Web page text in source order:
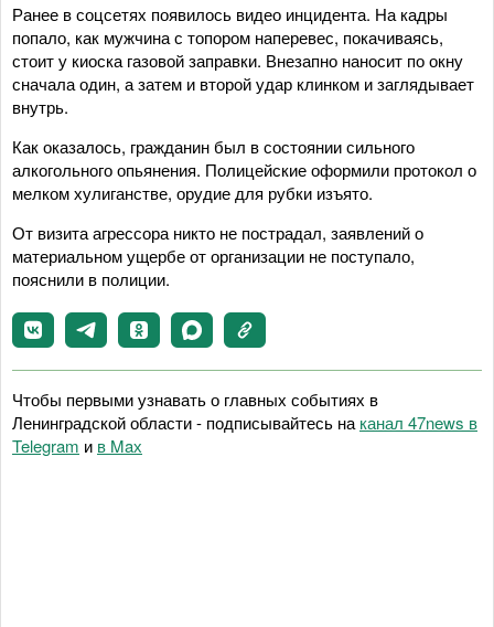
Ранее в соцсетях появилось видео инцидента. На кадры
попало, как мужчина с топором наперевес, покачиваясь,
стоит у киоска газовой заправки. Внезапно наносит по окну
сначала один, а затем и второй удар клинком и заглядывает
внутрь.
Как оказалось, гражданин был в состоянии сильного
алкогольного опьянения. Полицейские оформили протокол о
мелком хулиганстве, орудие для рубки изъято.
От визита агрессора никто не пострадал, заявлений о
материальном ущербе от организации не поступало,
пояснили в полиции.
Чтобы первыми узнавать о главных событиях в
Ленинградской области - подписывайтесь на канал 47news в
Telegram и в Maх